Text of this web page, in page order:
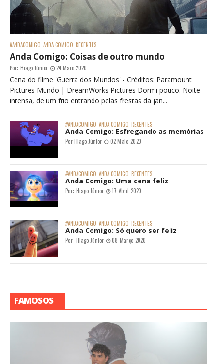
#ANDACOMIGO ANDA COMIGO RECENTES
Anda Comigo: Coisas de outro mundo
Por: Hiago Júnior 24 Maio 2020
Cena do filme 'Guerra dos Mundos' - Créditos: Paramount
Pictures Mundo | DreamWorks Pictures Dormi pouco. Noite
intensa, de um frio entrando pelas frestas da jan...
#ANDACOMIGO ANDA COMIGO RECENTES
Anda Comigo: Esfregando as memórias
Por:Hiago Júnior 02 Maio 2020
#ANDACOMIGO ANDA COMIGO RECENTES
Anda Comigo: Uma cena feliz
Por: Hiago Júnior 17 Abril 2020
#ANDACOMIGO ANDA COMIGO RECENTES
Anda Comigo: Só quero ser feliz
Por: Hiago Júnior 08 Março 2020
FAMOSOS